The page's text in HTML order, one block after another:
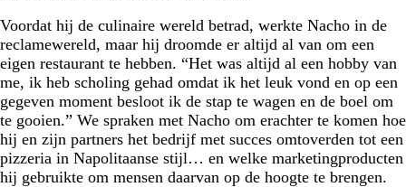
Voordat hij de culinaire wereld betrad, werkte Nacho in de
reclamewereld, maar hij droomde er altijd al van om een
eigen restaurant te hebben. “Het was altijd al een hobby van
me, ik heb scholing gehad omdat ik het leuk vond en op een
gegeven moment besloot ik de stap te wagen en de boel om
te gooien.” We spraken met Nacho om erachter te komen hoe
hij en zijn partners het bedrijf met succes omtoverden tot een
pizzeria in Napolitaanse stijl… en welke marketingproducten
hij gebruikte om mensen daarvan op de hoogte te brengen.